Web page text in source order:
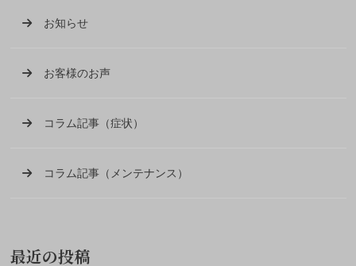
お知らせ
お客様のお声
コラム記事（症状）
コラム記事（メンテナンス）
最近の投稿